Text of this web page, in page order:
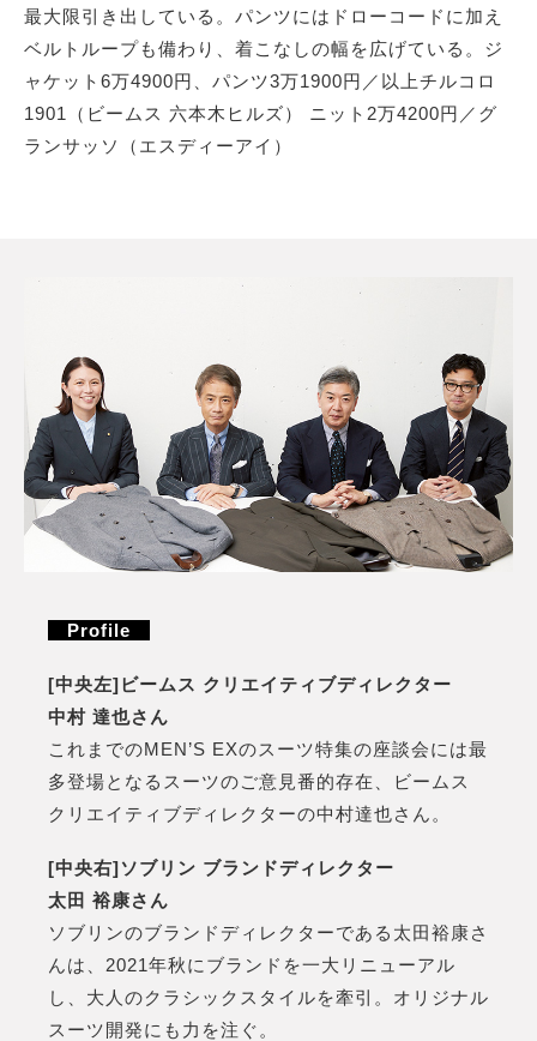
最大限引き出している。パンツにはドローコードに加え
ベルトループも備わり、着こなしの幅を広げている。ジ
ャケット6万4900円、パンツ3万1900円／以上チルコロ
1901（ビームス 六本木ヒルズ） ニット2万4200円／グ
ランサッソ（エスディーアイ）
Profile
[中央左]ビームス クリエイティブディレクター
中村 達也さん
これまでのMEN’S EXのスーツ特集の座談会には最
多登場となるスーツのご意見番的存在、ビームス
クリエイティブディレクターの中村達也さん。
[中央右]ソブリン ブランドディレクター
太田 裕康さん
ソブリンのブランドディレクターである太田裕康さ
んは、2021年秋にブランドを一大リニューアル
し、大人のクラシックスタイルを牽引。オリジナル
スーツ開発にも力を注ぐ。